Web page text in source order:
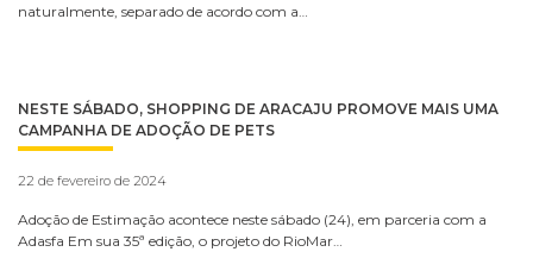
naturalmente, separado de acordo com a…
NESTE SÁBADO, SHOPPING DE ARACAJU PROMOVE MAIS UMA
CAMPANHA DE ADOÇÃO DE PETS
22 de fevereiro de 2024
Adoção de Estimação acontece neste sábado (24), em parceria com a
Adasfa Em sua 35ª edição, o projeto do RioMar…